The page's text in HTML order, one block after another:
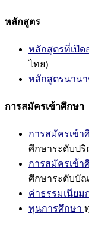
หลักสูตร
หลักสูตรที่เปิด
ไทย)
หลักสูตรนาน
การสมัครเข้าศึกษา
การสมัครเข้
ศึกษาระดับป
การสมัครเข้
ศึกษาระดับบั
ค่าธรรมเนียม
ทุนการศึกษา